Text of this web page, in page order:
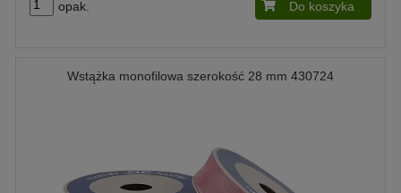
opak. Do koszyka
Wstążka monofilowa szerokość 28 mm 430724